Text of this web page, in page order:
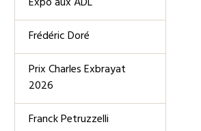
Frédéric Doré
Prix Charles Exbrayat
2026
Franck Petruzzelli